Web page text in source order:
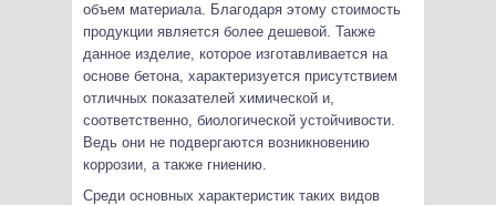
объем материала. Благодаря этому стоимость
продукции является более дешевой. Также
данное изделие, которое изготавливается на
основе бетона, характеризуется присутствием
отличных показателей химической и,
соответственно, биологической устойчивости.
Ведь они не подвергаются возникновению
коррозии, а также гниению.
Среди основных характеристик таких видов